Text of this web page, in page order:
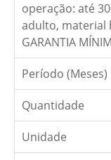
operação: até
adulto, material
GARANTIA
Período (Meses)
Quantidade
Unidade